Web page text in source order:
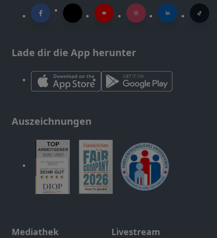
Lade dir die App herunter
Auszeichnungen
Mediathek Livestream